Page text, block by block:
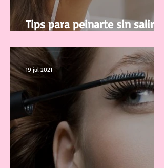
Tips para peinarte sin salir de
19 jul 2021